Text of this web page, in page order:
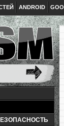
ANDROID